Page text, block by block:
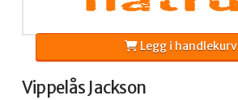
Vippelås Jackson
Legg i handlekurv